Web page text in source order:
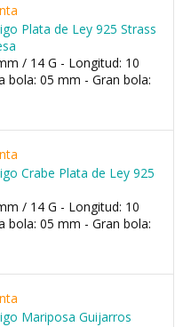
Plata de Ley 925 Strass
/ 14 G - Longitud: 10
bola: 05 mm - Gran bola:
Crabe Plata de Ley 925
/ 14 G - Longitud: 10
bola: 05 mm - Gran bola:
Mariposa Guijarros